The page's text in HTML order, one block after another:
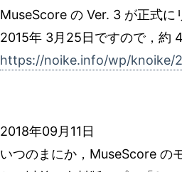
MuseScore の Ver. 3 が正式に
2015年 3月25日ですので，約
https://noike.info/wp/knoike/
2018年09月11日
いつのまにか，MuseScore の